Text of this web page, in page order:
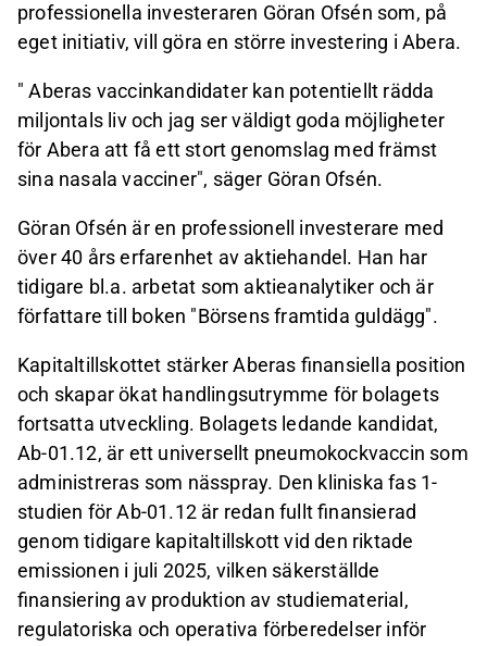
professionell a investeraren Göran Ofsén som, på
eget initiativ, vill göra en större investering i Abera.
" Aberas vaccinkandidater kan potentiellt rädda
miljontals livoch jag ser väldigt goda möjligheter
för Abera att få ett stort genomslag med främst
sina nasala vacciner", säger Göran Ofsén.
Göran Ofsén är en professionell investerare med
över 40 års erfarenhet av aktiehandel. Han har
tidigare bl.a. arbetat som aktieanalytiker och är
författare till boken "Börsens framtida guldägg".
Kapitaltillskottet stärker Aberas finansiella position
och skapar ökat handlingsutrymme för bolagets
fortsatta utveckling. Bolagets ledande kandidat,
Ab-01.12, är ett universellt pneumokockvaccin som
administreras som nässpray. Den kliniska fas 1-
studien för Ab-01.12 är redan fullt finansierad
genom tidigare kapitaltillskott vid den riktade
emissionen i juli 2025, vilken säkerställde
finansiering av produktion av studiematerial,
regulatoriska och operativa förberedelser inför